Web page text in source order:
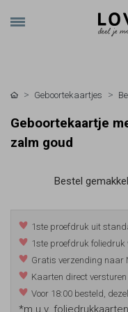
Geboortekaartjes
Geboortekaartje
zalm goud
Bestel
1ste proefdruk uit
1ste proefdruk foliedruk
Gratis verzending naar
Kaarten direct
Voor 18:00 besteld,
*m.u.v. foliedrukkaarten